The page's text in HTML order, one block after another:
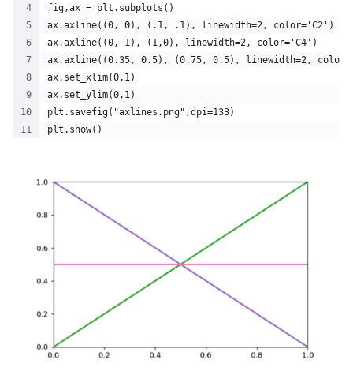
fig,ax = plt.subplots()
ax.axline((0, 0), (.1, .1), linewidth=2, color='C2')
ax.axline((0, 1), (1,0), linewidth=2, color='C4')
ax.axline((0.35, 0.5), (0.75, 0.5), linewidth=2,
ax.set_xlim(0,1)
ax.set_ylim(0,1)
plt.savefig("axlines.png",dpi=133)
plt.show()